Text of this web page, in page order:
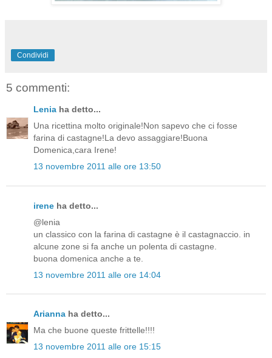
Condividi
5 commenti:
Lenia ha detto...
Una ricettina molto originale!Non sapevo che ci fosse
farina di castagne!La devo assaggiare!Buona
Domenica,cara Irene!
13 novembre 2011 alle ore 13:50
irene ha detto...
@lenia
un classico con la farina di castagne è il castagnaccio. in
alcune zone si fa anche un polenta di castagne.
buona domenica anche a te.
13 novembre 2011 alle ore 14:04
Arianna ha detto...
Ma che buone queste frittelle!!!!
13 novembre 2011 alle ore 15:15